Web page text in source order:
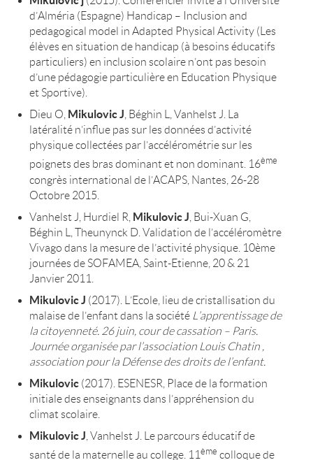
d’Alméria (Espagne) Handicap – Inclusion and
pedagogical model in Adapted Physical Activity (Les
élèves en situation de handicap (à besoins éducatifs
particuliers) en inclusion scolaire n’ont pas besoin
d’une pédagogie particulière en Education Physique
et Sportive).
Dieu O, Mikulovic J , Béghin L, Vanhelst J. La
latéralité n’influe pas sur les données d’activité
physique collectées par l’accélérométrie sur les
poignets des bras dominant et non dominant. 16ème
congrès international de l’ACAPS, Nantes, 26-28
Octobre 2015.
Vanhelst J, Hurdiel R, Mikulovic J , Bui-Xuan G,
Béghin L, Theunynck D. Validation de l’accéléromètre
Vivago dans la mesure de l’activité physique. 10ème
journées de SOFAMEA, Saint-Etienne, 20 & 21
Janvier 2011.
Mikulovic J (2017). L’Ecole, lieu de cristallisation du
malaise de l’enfant dans la société L’apprentissage de
la citoyenneté. 26 juin, cour de cassation – Paris.
Journée organisée par l’association Louis Chatin ,
association pour la Défense des droits de l’enfant.
Mikulovic(2017). ESENESR, Place de la formation
initiale des enseignants dans l’appréhension du
climat scolaire.
Mikulovic J , Vanhelst J. Le parcours éducatif de
santé de la maternelle au college. 11 ème colloque de